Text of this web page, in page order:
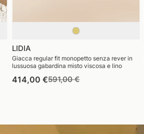
LIDIA
Giacca regular fit monopetto senza rever in
lussuosa gabardina misto viscosa e lino
414,00 €Prezzo
591,00 €Prezzo